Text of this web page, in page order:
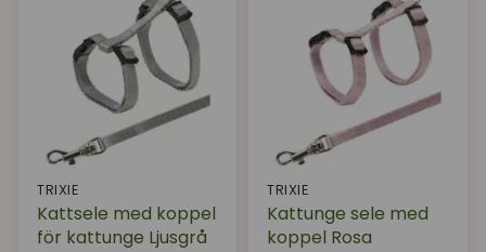
Varumärke
I lager
TRIXIE
Kattsele med koppel
för kattunge Ljusgrå
TRIXIE
Kattunge sele med
koppel Rosa